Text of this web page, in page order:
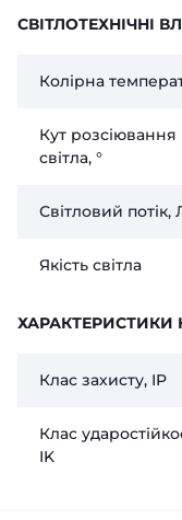
СВІТЛОТЕХНІЧНІ
Колірна
Кут розсіювання
світла, °
Світловий потік,
Якість світла
ХАРАКТЕРИСТИКИ
Клас захисту, IP
Клас
IK